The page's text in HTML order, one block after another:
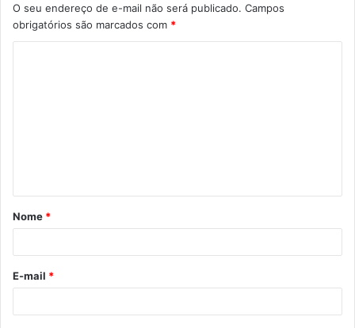
O seu endereço de e-mail não será publicado. Campos
obrigatórios são marcados com *
á
r
*
Nome *
E-mail *